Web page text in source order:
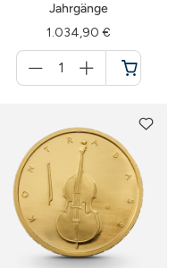
Jahrgänge
1.034,90 €
für
Warenkorb